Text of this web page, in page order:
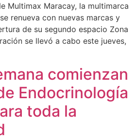
Multimax Maracay, la multimarca
renueva con nuevas marcas y
de su segundo espacio Zona
se llevó a cabo este jueves,
comienzan
Endocrinología
toda la